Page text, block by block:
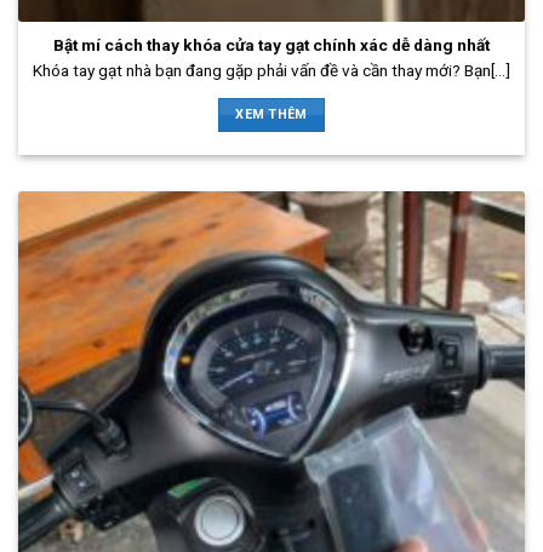
Bật mí cách thay khóa cửa tay gạt chính xác dễ dàng nhất
Khóa tay gạt nhà bạn đang gặp phải vấn đề và cần thay mới? Bạn[...]
XEM THÊM